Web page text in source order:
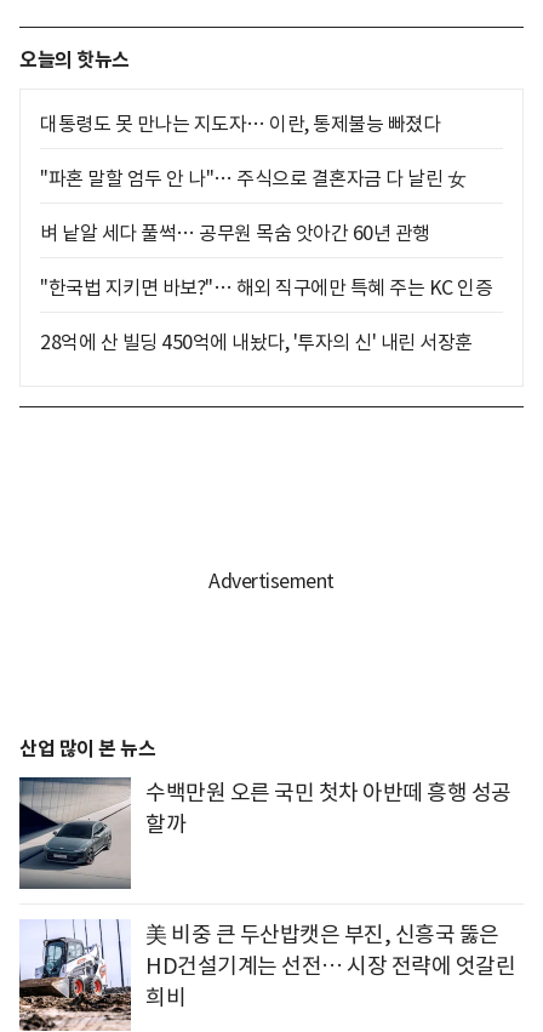
오늘의 핫뉴스
대통령도 못 만나는 지도자… 이란, 통제불능 빠졌다
"파혼 말할 엄두 안 나"… 주식으로 결혼자금 다 날린 女
벼 낱알 세다 풀썩… 공무원 목숨 앗아간 60년 관행
"한국법 지키면 바보?"… 해외 직구에만 특혜 주는 KC 인증
28억에 산 빌딩 450억에 내놨다, '투자의 신' 내린 서장훈
산업 많이 본 뉴스
수백만원 오른 국민 첫차 아반떼 흥행 성공
할까
美 비중 큰 두산밥캣은 부진, 신흥국 뚫은
HD건설기계는 선전… 시장 전략에 엇갈린
희비